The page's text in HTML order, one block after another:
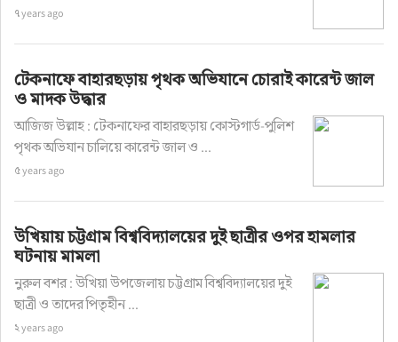
৭ years ago
টেকনাফে বাহারছড়ায় পৃথক অভিযানে চোরাই কারেন্ট জাল
ও মাদক উদ্ধার
আজিজ উল্লাহ : টেকনাফের বাহারছড়ায় কোস্টগার্ড-পুলিশ
পৃথক অভিযান চালিয়ে কারেন্ট জাল ও ...
৫ years ago
উখিয়ায় চট্টগ্রাম বিশ্ববিদ্যালয়ের দুই ছাত্রীর ওপর হামলার
ঘটনায় মামলা
নুরুল বশর : উখিয়া উপজেলায় চট্টগ্রাম বিশ্ববিদ্যালয়ের দুই
ছাত্রী ও তাদের পিতৃহীন ...
২ years ago